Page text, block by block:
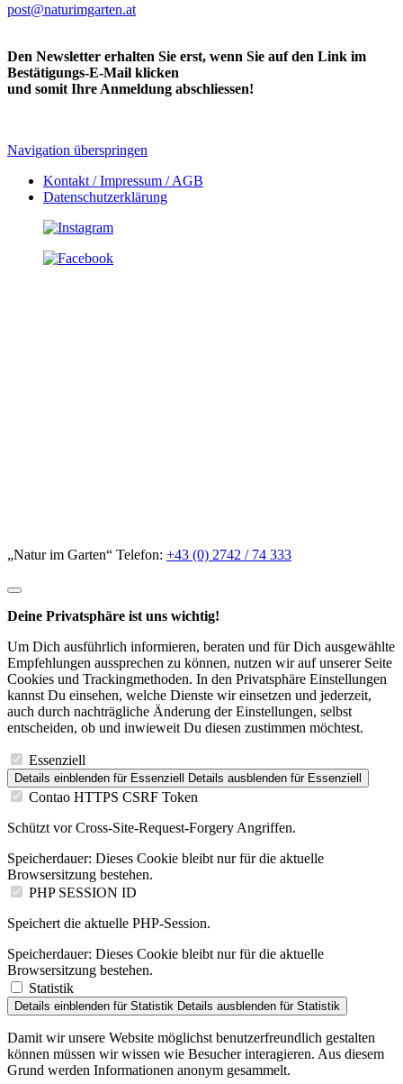
post@naturimgarten.at
Den Newsletter erhalten Sie erst, wenn Sie auf den Link im
Bestätigungs-E-Mail klicken
und somit Ihre Anmeldung abschliessen!
Navigation überspringen
Kontakt / Impressum / AGB
Datenschutzerklärung
Empfehlungen aussprechen zu können, nutzen wir auf unserer Seite
Cookies und Trackingmethoden. In den Privatsphäre Einstellungen
kannst Du einsehen, welche Dienste wir einsetzen und jederzeit,
auch durch nachträgliche Änderung der Einstellungen, selbst
entscheiden, ob und inwieweit Du diesen zustimmen möchtest.
Details einblenden
Contao HTTPS CSRF Token
Browsersitzung bestehen.
PHP SESSION ID
Browsersitzung bestehen.
Statistik
Details einblenden
Damit wir unsere Website möglichst benutzerfreundlich gestalten
können müssen wir wissen wie Besucher interagieren. Aus diesem
Grund werden Informationen anonym gesammelt.